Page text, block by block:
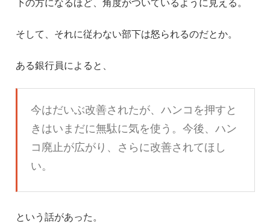
そして、それに従わない部下は怒られるのだとか。
ある銀行員によると、
今はだいぶ改善されたが、ハンコを押すと
きはいまだに無駄に気を使う。今後、ハン
コ廃止が広がり、さらに改善されてほし
い。
という話があった。